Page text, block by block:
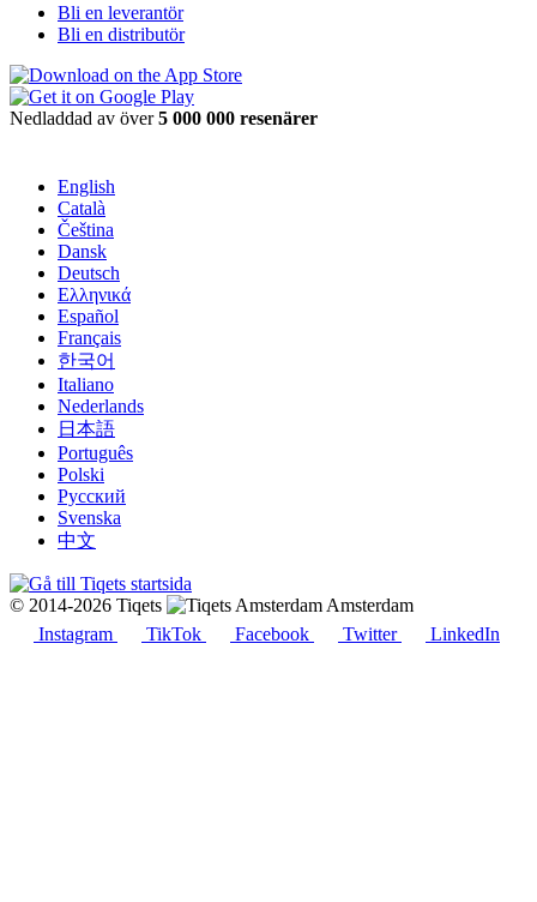
Bli en leverantör
Bli en distributör
Nedladdad av över5 000 000 resenärer
English
Català
Čeština
Dansk
Deutsch
Ελληνικά
Español
Français
한국어
Italiano
Nederlands
日本語
Português
Polski
Русский
Svenska
中文
© 2014-2026 Tiqets
Amsterdam
Instagram
TikTok Facebook Twitter LinkedIn